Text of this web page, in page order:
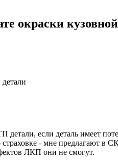
окраски
если деталь имеет
- мне предлагают
ЛКП они не смогут.